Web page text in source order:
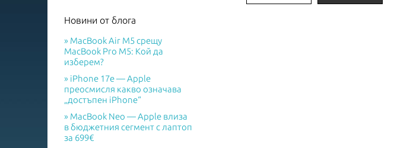
Новини от блога
MacBook Air M5 срещу
MacBook Pro M5: Кой да
изберем?
iPhone 17e — Apple
преосмисля какво означава
„достъпен iPhone“
MacBook Neo — Apple влиза
в бюджетния сегмент с лаптоп
за 699€